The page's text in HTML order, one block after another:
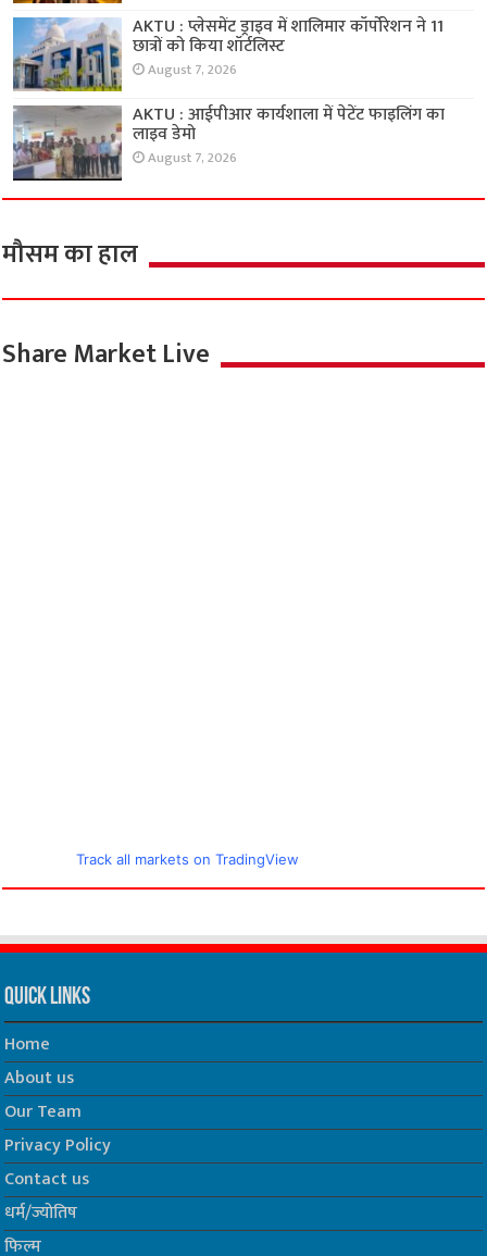
AKTU : प्लेसमेंट ड्राइव में शालिमार कॉर्पोरेशन ने 11
छात्रों को किया शॉर्टलिस्ट
August 7, 2026
AKTU : आईपीआर कार्यशाला में पेटेंट फाइलिंग का
लाइव डेमो
August 7, 2026
मौसम का हाल
Share Market Live
Track all markets on TradingView
Quick Links
Home
About us
Our Team
Privacy Policy
Contact us
धर्म/ज्योतिष
फिल्म